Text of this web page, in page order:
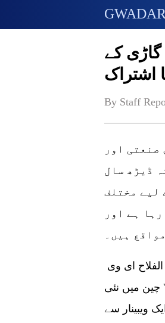
گاڑی کے
اشتراک
By Staff
اور
ڈیڑھ سال
لیے مختلف
ہے اور
ہیں۔
چین میں نئی
ویبینار سے